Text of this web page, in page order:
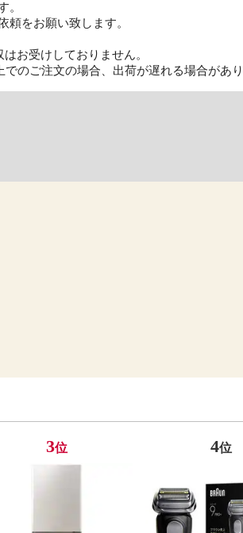
。
頼をお願い致します。
お受けしておりません。
のご注文の場合、出荷が遅れる場合があり
3位 4位